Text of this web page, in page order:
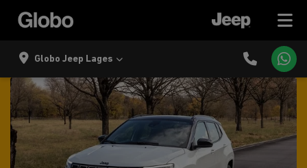
Globo Jeep Lages